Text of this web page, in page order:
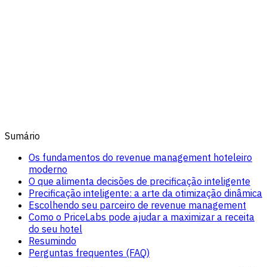
Sumário
Os fundamentos do revenue management hoteleiro
moderno
O que alimenta decisões de precificação inteligente
Precificação inteligente: a arte da otimização dinâmica
Escolhendo seu parceiro de revenue management
Como o PriceLabs pode ajudar a maximizar a receita
do seu hotel
Resumindo
Perguntas frequentes (FAQ)